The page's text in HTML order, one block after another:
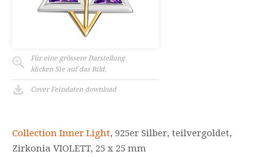
Für eine grössere Darstellung
klicken Sie auf das Bild.
Cover Feindaten download
Collection Inner Light, 925er Silber, teilvergoldet,
Zirkonia VIOLETT, 25 x 25 mm